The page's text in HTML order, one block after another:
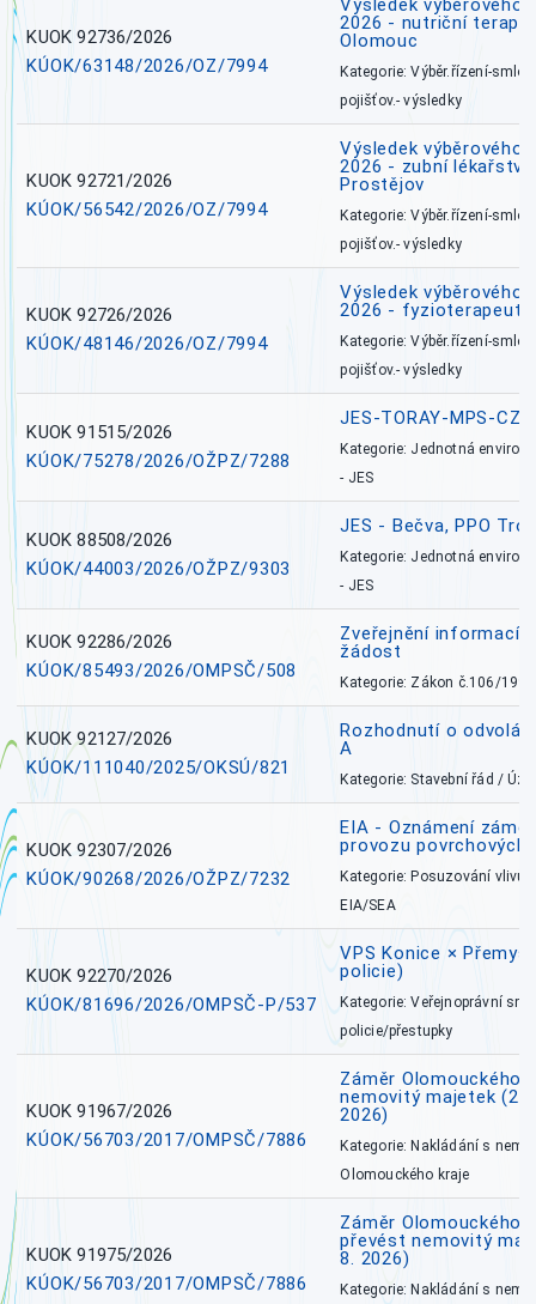
KUOK 92736/2026
KÚOK/63148/2026/OZ/7994
Výsledek výběrového
2026 - nutriční
Olomouc
Kategorie: Výběr.řízení-
pojišťov.- výsledky
KUOK 92721/2026
KÚOK/56542/2026/OZ/7994
Výsledek výběrového
2026 - zubní
Prostějov
Kategorie: Výběr.řízení-
pojišťov.- výsledky
KUOK 92726/2026
KÚOK/48146/2026/OZ/7994
Výsledek výběrového
2026 - fyzioterapeut,
Kategorie: Výběr.řízení-
pojišťov.- výsledky
KUOK 91515/2026
KÚOK/75278/2026/OŽPZ/7288
JES-TORAY-MPS-CZ
Kategorie: Jednotná
- JES
KUOK 88508/2026
KÚOK/44003/2026/OŽPZ/9303
JES - Bečva, PPO
Kategorie: Jednotná
- JES
KUOK 92286/2026
KÚOK/85493/2026/OMPSČ/508
Zveřejnění informací
žádost
Kategorie: Zákon č.106/1999
KUOK 92127/2026
KÚOK/111040/2025/OKSÚ/821
Rozhodnutí o
A
Kategorie: Stavební řád /
KUOK 92307/2026
KÚOK/90268/2026/OŽPZ/7232
EIA - Oznámení
provozu povrchových
Kategorie: Posuzování vlivů
EIA/SEA
KUOK 92270/2026
KÚOK/81696/2026/OMPSČ-P/537
VPS Konice ×
policie)
Kategorie: Veřejnoprávní
policie/přestupky
KUOK 91967/2026
KÚOK/56703/2017/OMPSČ/7886
Záměr Olomouckého
nemovitý majetek
2026)
Kategorie: Nakládání s
Olomouckého kraje
KUOK 91975/2026
KÚOK/56703/2017/OMPSČ/7886
Záměr Olomouckého
převést nemovitý
8. 2026)
Kategorie: Nakládání s